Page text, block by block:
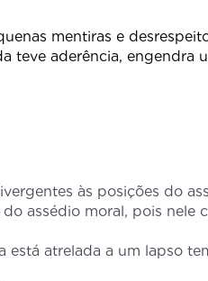
mentiras e
teve aderência, engendra
às posições do
assédio moral, pois nele
atrelada a um lapso